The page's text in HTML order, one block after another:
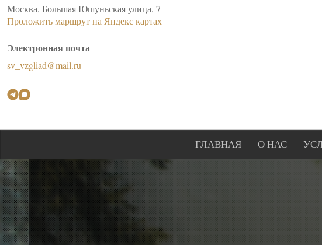
Москва, Большая Юшуньская улица, 7
Проложить маршрут на Яндекс картах
Электронная почта
sv_vzgliad@mail.ru
ГЛАВНАЯ О НАС